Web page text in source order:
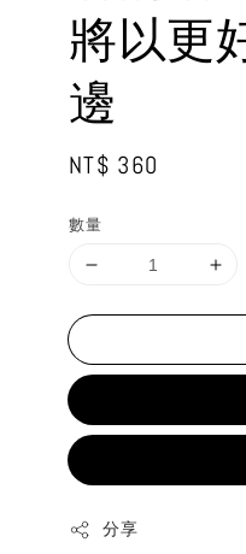
將以更
邊
Regular
NT$ 360
數量
分享